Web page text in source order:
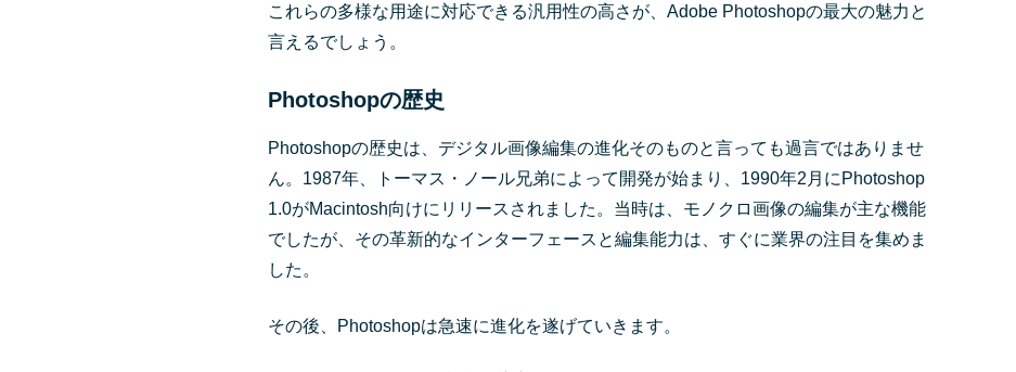
これらの多様な用途に対応できる汎用性の高さが、Adobe Photoshopの最大の魅力と
言えるでしょう。
Photoshopの歴史
Photoshopの歴史は、デジタル画像編集の進化そのものと言っても過言ではありませ
ん。1987年、トーマス・ノール兄弟によって開発が始まり、1990年2月にPhotoshop
1.0がMacintosh向けにリリースされました。当時は、モノクロ画像の編集が主な機能
でしたが、その革新的なインターフェースと編集能力は、すぐに業界の注目を集めま
した。
その後、Photoshopは急速に進化を遂げていきます。